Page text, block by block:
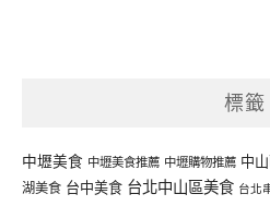
標籤
中壢美食 中壢美食推薦 中壢購物推薦 中
湖美食 台中美食 台北中山區美食 台北